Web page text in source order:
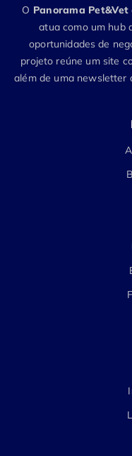
O Panorama Pet&Vet
atua como um hub
oportunidades de
projeto reúne um site
além de uma newsletter